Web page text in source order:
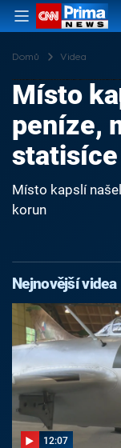
Domů Videa
Místo
peníze,
Místo kapslí
korun
Nejnovější videa
12:07